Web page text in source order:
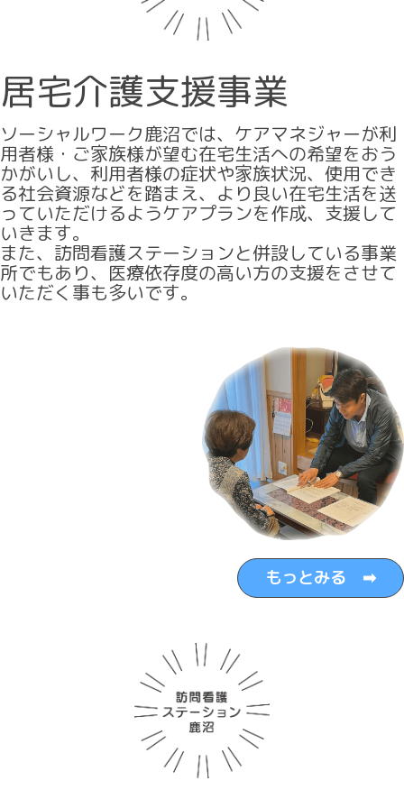
居宅介護支援事業
ソーシャルワーク鹿沼では、ケアマネジャーが利
用者様・ご家族様が望む在宅生活への希望をおう
かがいし、利用者様の症状や家族状況、使用でき
る社会資源などを踏まえ、より良い在宅生活を送
っていただけるようケアプランを作成、支援して
いきます。
また、訪問看護ステーションと併設している事業
所でもあり、医療依存度の高い方の支援をさせて
いただく事も多いです。
もっとみる ➡